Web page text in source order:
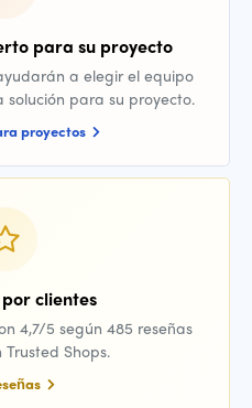
para su proyecto
a elegir el equipo
para su proyecto.
proyectos
clientes
4,7/5 según 485 reseñas
Shops.